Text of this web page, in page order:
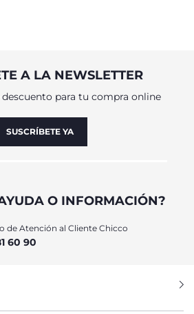
A LA NEWSLETTER
para tu compra online
SUSCRÍBETE YA
O INFORMACIÓN?
de Atención al Cliente Chicco
60 90